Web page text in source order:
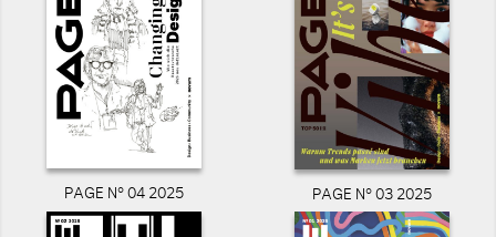
PAGE N° 04 2025 PAGE N° 03 2025